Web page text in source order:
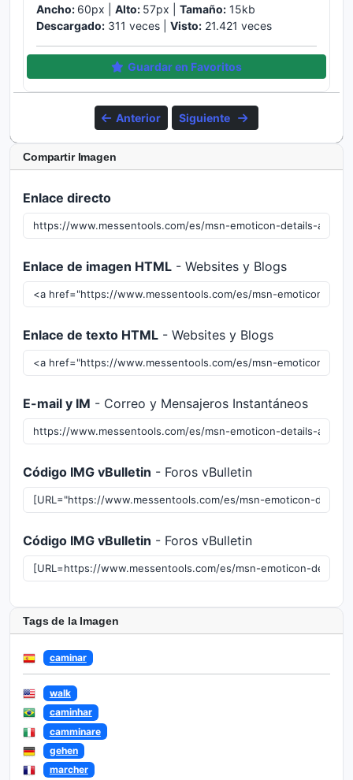
Ancho: 60px | Alto: 57px | Tamaño: 15kb
Descargado: 311 veces | Visto: 21.421 veces
Guardar en Favoritos
Anterior Siguiente
Compartir Imagen
Enlace directo
Enlace de imagen HTML - Websites y Blogs
Enlace de texto HTML - Websites y Blogs
E-mail y IM - Correo y Mensajeros Instantáneos
Código IMG vBulletin - Foros vBulletin
Código IMG vBulletin - Foros vBulletin
Tags de la Imagen
caminar
walk
caminhar
camminare
gehen
marcher